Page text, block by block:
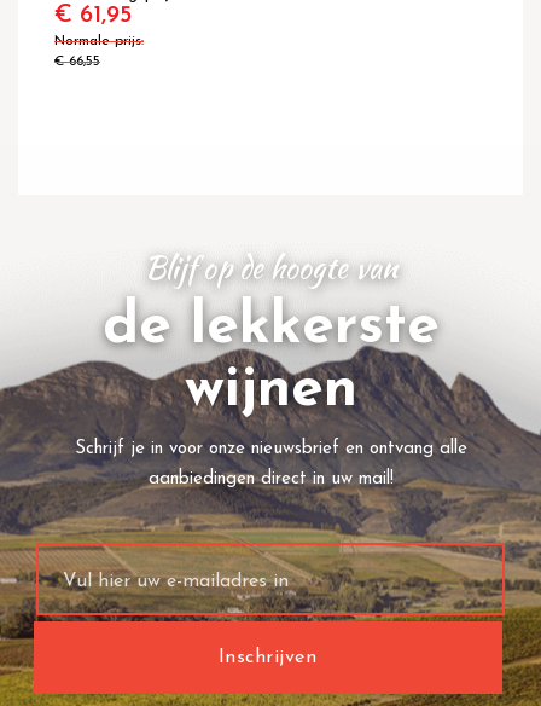
€ 61,95
Normale prijs
€ 66,55
Blijf op de hoogte van
de lekkerste
wijnen
Schrijf je in voor onze nieuwsbrief en ontvang alle
aanbiedingen direct in uw mail!